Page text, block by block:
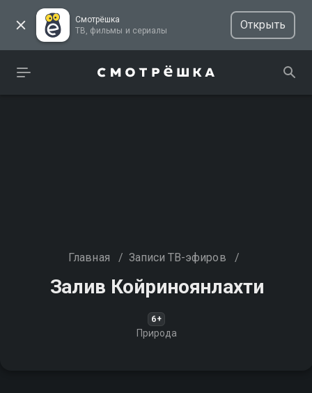
Смотрёшка
ТВ, фильмы и сериалы
Открыть
Главная / Записи ТВ-эфиров /
Залив Койриноянлахти
6+
Природа